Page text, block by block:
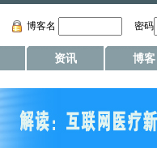
博客名 密码
资讯 博客